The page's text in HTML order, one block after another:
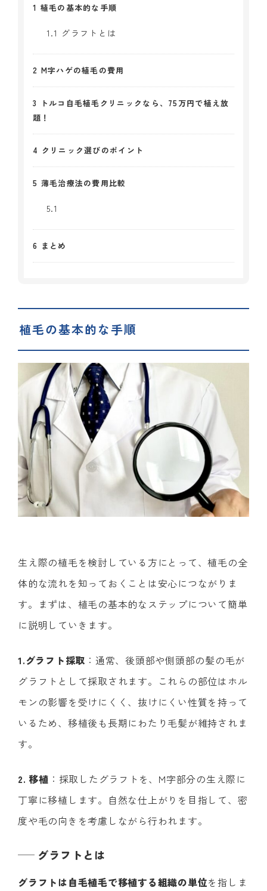
1 植毛の基本的な手順
1.1 グラフトとは
2 M字ハゲの植毛の費用
3
トルコ自毛植毛クリニックなら、75万円で植え放
題！
4 クリニック選びのポイント
5 薄毛治療法の費用比較
5.1
6 まとめ
植毛の基本的な手順
生え際の植毛を検討している方にとって、植毛の全
体的な流れを知っておくことは安心につながりま
す。まずは、植毛の基本的なステップについて簡単
に説明していきます。
1.グラフト採取 ：通常、後頭部や側頭部の髪の毛が
グラフトとして採取されます。これらの部位はホル
モンの影響を受けにくく、抜けにくい性質を持って
いるため、移植後も長期にわたり毛髪が維持されま
す。
2. 移植 ：採取したグラフトを、M字部分の生え際に
丁寧に移植します。自然な仕上がりを目指して、密
度や毛の向きを考慮しながら行われます。
グラフトとは
グラフトは自毛植毛で移植する組織の単位を指しま